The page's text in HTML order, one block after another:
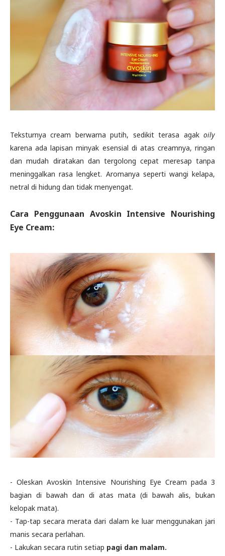
Teksturnya cream berwarna putih, sedikit terasa agak oily
karena ada lapisan minyak esensial di atas creamnya, ringan
dan mudah diratakan dan tergolong cepat meresap tanpa
meninggalkan rasa lengket. Aromanya seperti wangi kelapa,
netral di hidung dan tidak menyengat.
Cara Penggunaan Avoskin Intensive Nourishing
Eye Cream:
- Oleskan Avoskin Intensive Nourishing Eye Cream pada 3
bagian di bawah dan di atas mata (di bawah alis, bukan
kelopak mata).
- Tap-tap secara merata dari dalam ke luar menggunakan jari
manis secara perlahan.
- Lakukan secara rutin setiap pagi dan malam.